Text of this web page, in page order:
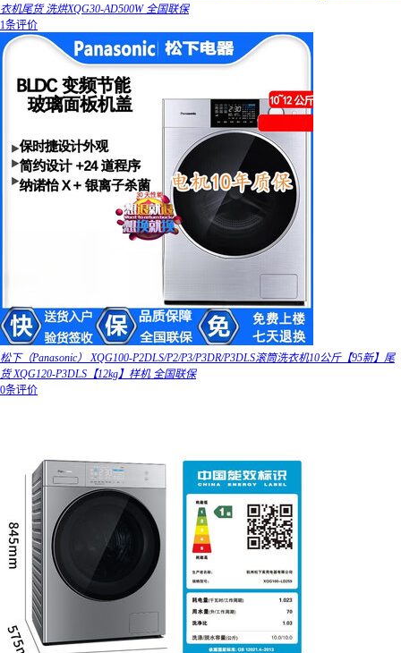
衣机尾货 洗烘XQG30-AD500W 全国联保
1条评价
松下（Panasonic） XQG100-P2DLS/P2/P3/P3DR/P3DLS滚筒洗衣机10公斤【95新】尾
货 XQG120-P3DLS【12kg】样机 全国联保
0条评价